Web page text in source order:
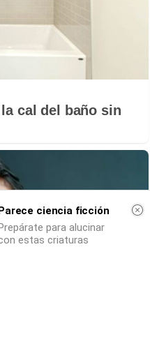
cal del baño sin
ciencia ficción
para alucinar
estas criaturas